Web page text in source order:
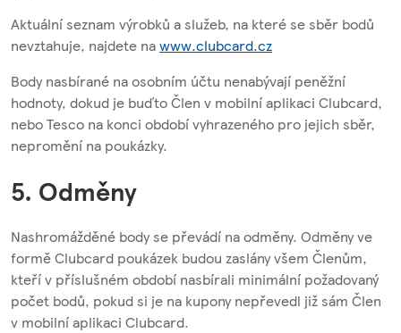
Aktuální seznam výrobků a služeb, na které se sběr bodů
nevztahuje, najdete nawww.clubcard.cz
Body nasbírané na osobním účtu nenabývají peněžní
hodnoty, dokud je buďto Člen v mobilní aplikaci Clubcard,
nebo Tesco na konci období vyhrazeného pro jejich sběr,
nepromění na poukázky.
5. Odměny
Nashromážděné body se převádí na odměny. Odměny ve
formě Clubcard poukázek budou zaslány všem Členům,
kteří v příslušném období nasbírali minimální požadovaný
počet bodů, pokud si je na kupony nepřevedl již sám Člen
v mobilní aplikaci Clubcard.